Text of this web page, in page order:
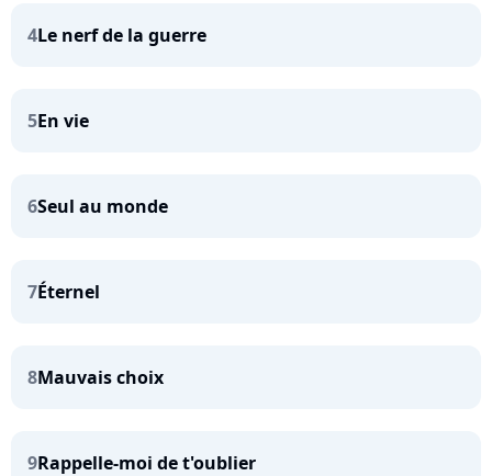
4Le nerf de la guerre
5En vie
6Seul au monde
7Éternel
8Mauvais choix
9Rappelle-moi de t'oublier